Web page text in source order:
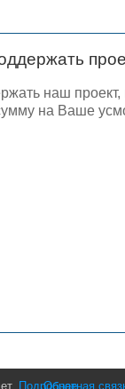
наш
на Ваше
Подробнее
Обратная